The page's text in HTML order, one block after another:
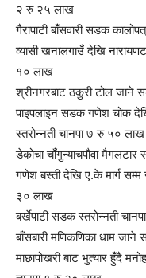
२ रु २५ लाख
गैरापाटी बाँसवारी सडक
व्यासी खनालगाउँ देखि
१० लाख
श्रीनगरबाट ठकुरी टोल जाने
पाइपलाइन सडक गणेश चोक
स्तरोन्नती चानपा ७ रु ५० लाख
डेकोचा चाँगुन्याचपौवा
गणेश बस्ती देखि ए.के मार्ग
३० लाख
बर्खेपाटी सडक स्तरोन्नती
बाँसबारी मणिकणिका धाम
माछापोखरी बाट भुत्यार हुँदै